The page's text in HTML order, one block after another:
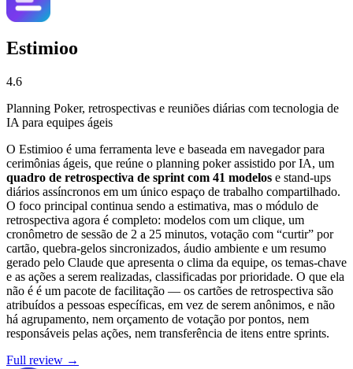
Estimioo
4.6
Planning Poker, retrospectivas e reuniões diárias com tecnologia de
IA para equipes ágeis
O Estimioo é uma ferramenta leve e baseada em navegador para
cerimônias ágeis, que reúne o planning poker assistido por IA, um
quadro de retrospectiva de sprint com 41 modelos e stand-ups
diários assíncronos em um único espaço de trabalho compartilhado.
O foco principal continua sendo a estimativa, mas o módulo de
retrospectiva agora é completo: modelos com um clique, um
cronômetro de sessão de 2 a 25 minutos, votação com “curtir” por
cartão, quebra-gelos sincronizados, áudio ambiente e um resumo
gerado pelo Claude que apresenta o clima da equipe, os temas-chave
e as ações a serem realizadas, classificadas por prioridade. O que ela
não é é um pacote de facilitação — os cartões de retrospectiva são
atribuídos a pessoas específicas, em vez de serem anônimos, e não
há agrupamento, nem orçamento de votação por pontos, nem
responsáveis pelas ações, nem transferência de itens entre sprints.
Full review →